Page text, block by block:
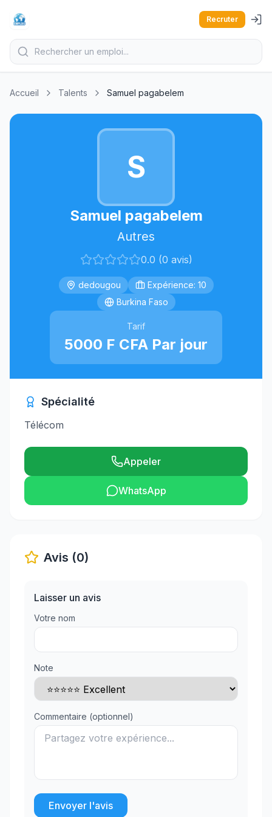
Recruter
Accueil Talents Samuel pagabelem
S
Samuel pagabelem
Autres
0.0 (0 avis)
dedougou
Expérience: 10
Burkina Faso
Tarif
5000 F CFA Par jour
Spécialité
Télécom
Appeler
WhatsApp
Avis (0)
Laisser un avis
Votre nom
Note
Commentaire (optionnel)
Envoyer l'avis